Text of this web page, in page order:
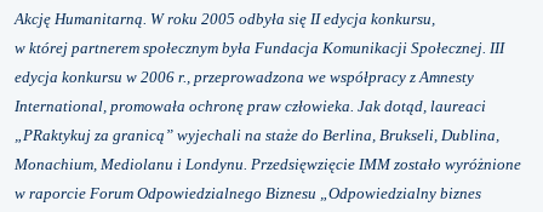
Akcję Humanitarną. W roku 2005 odbyła się II edycja konkursu,
w której partnerem społecznym była Fundacja Komunikacji Społecznej. III
edycja konkursu w 2006 r., przeprowadzona we współpracy z Amnesty
International, promowała ochronę praw człowieka. Jak dotąd, laureaci
„PRaktykuj za granicą” wyjechali na staże do Berlina, Brukseli, Dublina,
Monachium, Mediolanu i Londynu. Przedsięwzięcie IMM zostało wyróżnione
w raporcie Forum Odpowiedzialnego Biznesu „Odpowiedzialny biznes